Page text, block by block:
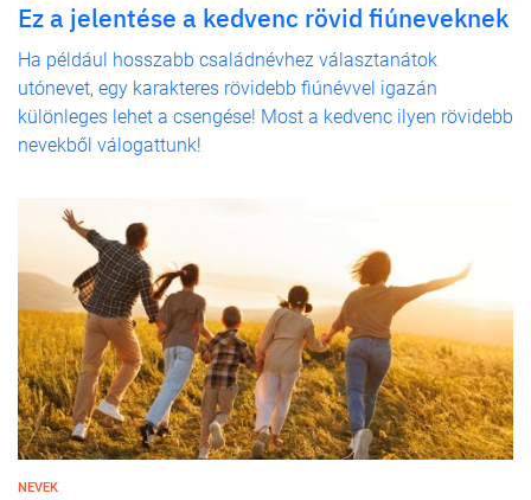
Ez a jelentése a kedvenc rövid fiúneveknek
Ha például hosszabb családnévhez választanátok
utónevet, egy karakteres rövidebb fiúnévvel igazán
különleges lehet a csengése! Most a kedvenc ilyen rövidebb
nevekből válogattunk!
NEVEK